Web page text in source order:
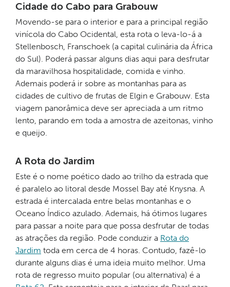
Cidade do Cabo para Grabouw
Movendo-se para o interior e para a principal região
vinícola do Cabo Ocidental, esta rota o leva-lo-á a
Stellenbosch, Franschoek (a capital culinária da África
do Sul). Poderá passar alguns dias aqui para desfrutar
da maravilhosa hospitalidade, comida e vinho.
Ademais poderá ir sobre as montanhas para as
cidades de cultivo de frutas de Elgin e Grabouw. Esta
viagem panorâmica deve ser apreciada a um ritmo
lento, parando em toda a amostra de azeitonas, vinho
e queijo.
A Rota do Jardim
Este é o nome poético dado ao trilho da estrada que
é paralelo ao litoral desde Mossel Bay até Knysna. A
estrada é intercalada entre belas montanhas e o
Oceano Índico azulado. Ademais, há ótimos lugares
para passar a noite para que possa desfrutar de todas
as atrações da região. Pode conduzir a Rota do
Jardim toda em cerca de 4 horas. Contudo, fazê-lo
durante alguns dias é uma ideia muito melhor. Uma
rota de regresso muito popular (ou alternativa) é a